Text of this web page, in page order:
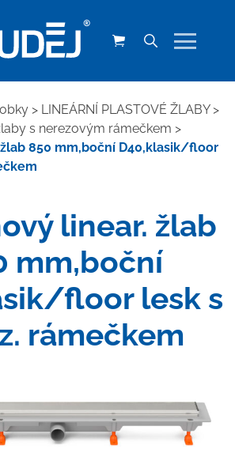
> LINEÁRNÍ PLASTOVÉ ŽLABY>
s nerezovým rámečkem >
850 mm,boční D40,klasik/floor
linear. žlab
mm,boční
floor lesk s
rámečkem